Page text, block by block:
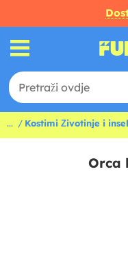
... Kostimi Životinje i
Orca